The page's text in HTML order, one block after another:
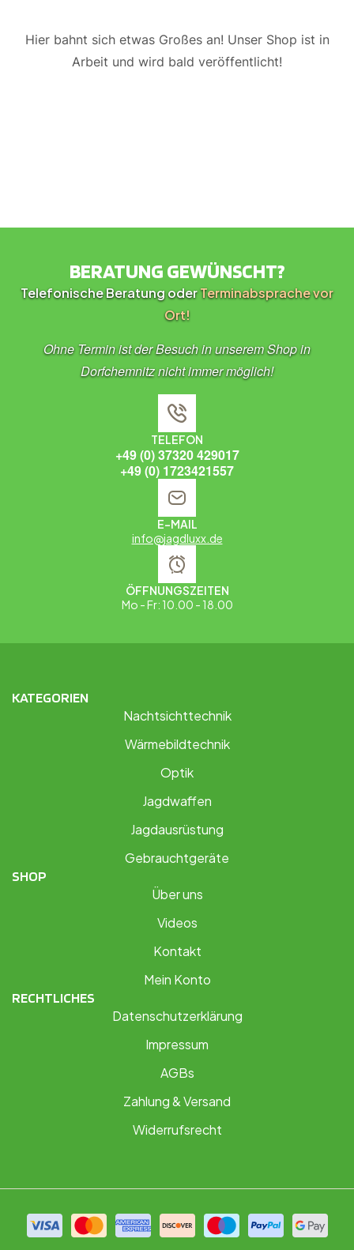
Hier bahnt sich etwas Großes an! Unser Shop ist in
Arbeit und wird bald veröffentlicht!
BERATUNG GEWÜNSCHT?
Telefonische Beratung oderTerminabsprache vor
Ort!
Ohne Termin ist der Besuch in unserem Shop in
Dorfchemnitz nicht immer möglich!
TELEFON
+49 (0) 37320 429017
+49 (0) 1723421557
E-MAIL
info@jagdluxx.de
ÖFFNUNGSZEITEN
Mo - Fr: 10.00 - 18.00
KATEGORIEN
Nachtsichttechnik
Wärmebildtechnik
Optik
Jagdwaffen
Jagdausrüstung
Gebrauchtgeräte
SHOP
Über uns
Videos
Kontakt
Mein Konto
RECHTLICHES
Datenschutzerklärung
Impressum
AGBs
Zahlung & Versand
Widerrufsrecht